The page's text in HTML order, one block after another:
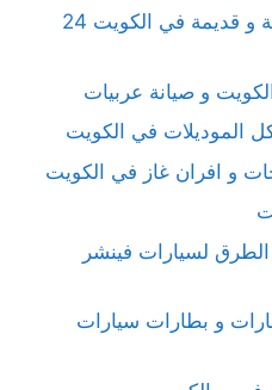
خدمات تصليح سيارات حديثة و قديمة في الكويت 24
و صيانة عربيات
الموديلات في الكويت
و افران غاز في الكويت
لسيارات فينشر
و بطارات سيارات